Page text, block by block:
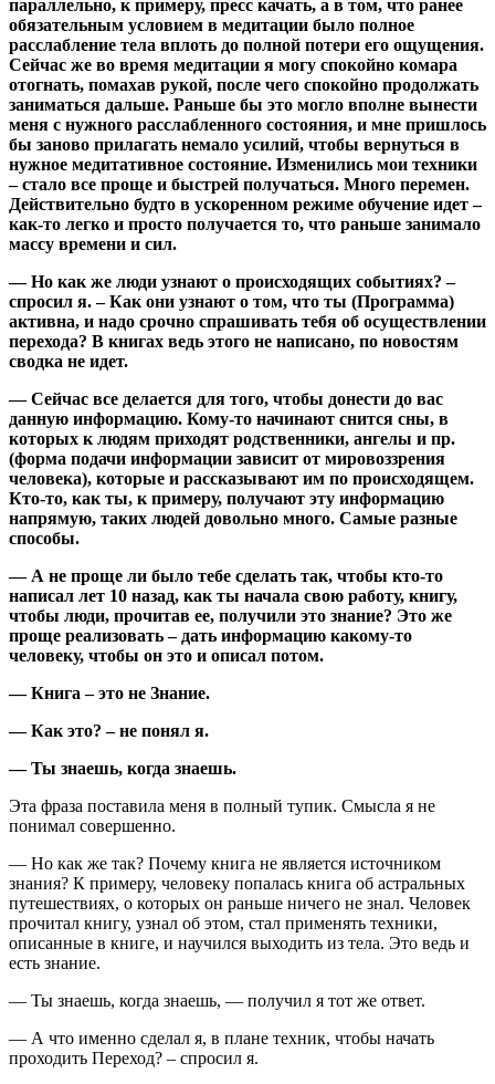
параллельно, к примеру, пресс качать, а в том, что ранее
обязательным условием в медитации было полное
расслабление тела вплоть до полной потери его ощущения.
Сейчас же во время медитации я могу спокойно комара
отогнать, помахав рукой, после чего спокойно продолжать
заниматься дальше. Раньше бы это могло вполне вынести
меня с нужного расслабленного состояния, и мне пришлось
бы заново прилагать немало усилий, чтобы вернуться в
нужное медитативное состояние. Изменились мои техники
– стало все проще и быстрей получаться. Много перемен.
Действительно будто в ускоренном режиме обучение идет –
как-то легко и просто получается то, что раньше занимало
массу времени и сил.
— Но как же люди узнают о происходящих событиях? –
спросил я. – Как они узнают о том, что ты (Программа)
активна, и надо срочно спрашивать тебя об осуществлении
перехода? В книгах ведь этого не написано, по новостям
сводка не идет.
— Сейчас все делается для того, чтобы донести до вас
данную информацию. Кому-то начинают снится сны, в
которых к людям приходят родственники, ангелы и пр.
(форма подачи информации зависит от мировоззрения
человека), которые и рассказывают им по происходящем.
Кто-то, как ты, к примеру, получают эту информацию
напрямую, таких людей довольно много. Самые разные
способы.
— А не проще ли было тебе сделать так, чтобы кто-то
написал лет 10 назад, как ты начала свою работу, книгу,
чтобы люди, прочитав ее, получили это знание? Это же
проще реализовать – дать информацию какому-то
человеку, чтобы он это и описал потом.
— Книга – это не Знание.
— Как это? – не понял я.
— Ты знаешь, когда знаешь.
Эта фраза поставила меня в полный тупик. Смысла я не
понимал совершенно.
— Но как же так? Почему книга не является источником
знания? К примеру, человеку попалась книга об астральных
путешествиях, о которых он раньше ничего не знал. Человек
прочитал книгу, узнал об этом, стал применять техники,
описанные в книге, и научился выходить из тела. Это ведь и
есть знание.
— Ты знаешь, когда знаешь, — получил я тот же ответ.
— А что именно сделал я, в плане техник, чтобы начать
проходить Переход? – спросил я.